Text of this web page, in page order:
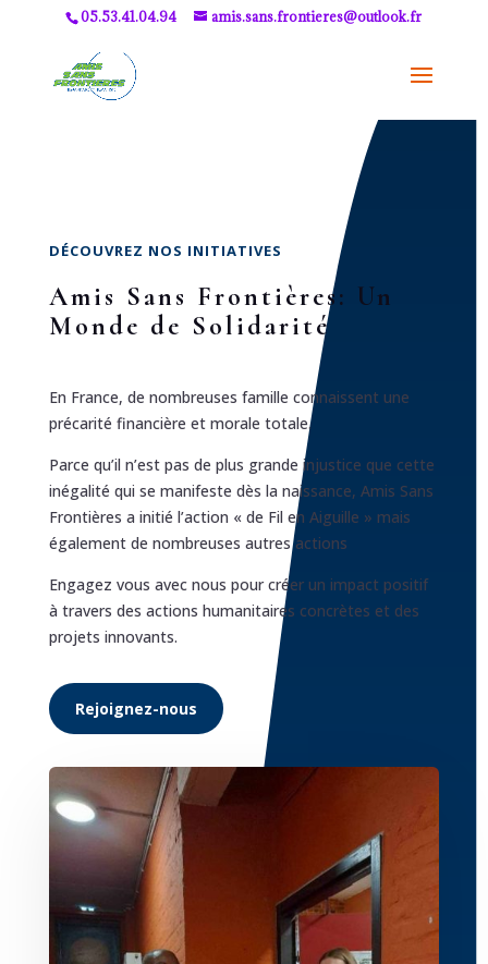
05.53.41.04.94 amis.sans.frontieres@outlook.fr
DÉCOUVREZ NOS INITIATIVES
Amis Sans Frontières: Un
Monde de Solidarité
En France, de nombreuses famille connaissent une
précarité financière et morale totale.
Parce qu’il n’est pas de plus grande injustice que cette
inégalité qui se manifeste dès la naissance, Amis Sans
Frontières a initié l’action « de Fil en Aiguille » mais
également de nombreuses autres actions
Engagez vous avec nous pour créer un impact positif
à travers des actions humanitaires concrètes et des
projets innovants.
Rejoignez-nous